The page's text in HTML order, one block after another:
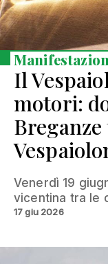
Il
motori:
Venerdì 19
vicentina tra le
17 giu 2026